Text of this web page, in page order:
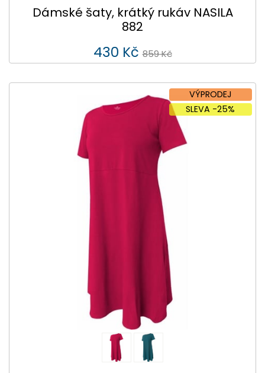
Dámské šaty, krátký rukáv NASILA
882
430 Kč 859 Kč
VÝPRODEJ
SLEVA -25%